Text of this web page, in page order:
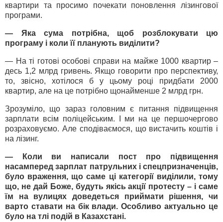
квартири та просимо почекати поновлення лізингової
програми.
— Яка сума потрібна, щоб розблокувати цю
програму і коли її планують виділити?
— На ті готові особові справи на майже 1000 квартир –
десь 1,2 млрд гривень. Якщо говорити про перспективу,
то, звісно, хотілося б у цьому році придбати 2000
квартир, але на це потрібно щонайменше 2 млрд грн.
Зрозуміло, що зараз головним є питання підвищення
зарплати всім поліцейським. І ми на це першочергово
розраховуємо. Але сподіваємося, що вистачить коштів і
на лізинг.
— Коли ви написали пост про підвищення
насамперед зарплат патрульних і спецпризначенців,
було враження, що саме ці категорії виділили, тому
що, не дай Боже, будуть якісь акції протесту – і саме
їм на вулицях доведеться приймати рішення, чи
варто ставати на бік влади. Особливо актуально це
було на тлі подій в Казахстані.